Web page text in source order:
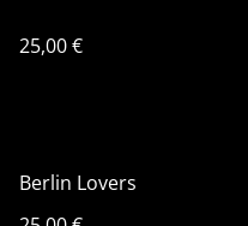
25,00 €
Berlin Lovers